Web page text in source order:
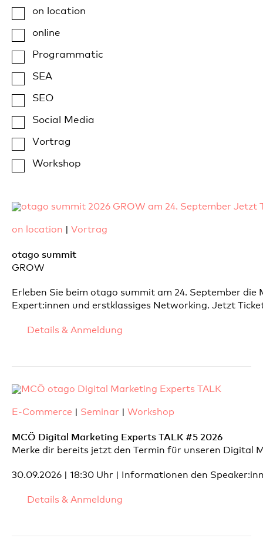
on location
online
Programmatic
SEA
SEO
Social Media
Vortrag
Workshop
on location | Vortrag
otago summit
GROW
Erleben Sie beim otago summit am 24. September
Expert:innen und erstklassiges Networking. Jetzt
Details & Anmeldung
E-Commerce | Seminar | Workshop
MCÖ Digital Marketing Experts TALK #5 2026
Merke dir bereits jetzt den Termin für unseren Digital
30.09.2026 | 18:30 Uhr | Informationen den
Details & Anmeldung